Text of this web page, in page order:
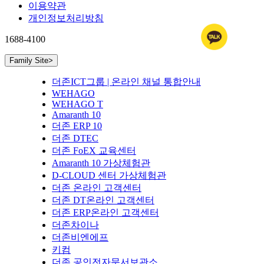
이용약관
개인정보처리방침
1688-4100
Family Site>
더존ICT그룹 | 온라인 채널 통합안내
WEHAGO
WEHAGO T
Amaranth 10
더존 ERP 10
더존 DTEC
더존 FoEX 교육센터
Amaranth 10 가상체험관
D-CLOUD 센터 가상체험관
더존 온라인 고객센터
더존 DT온라인 고객센터
더존 ERP온라인 고객센터
더존차이나
더존비엔에프
키컴
더존 공인전자문서보관소